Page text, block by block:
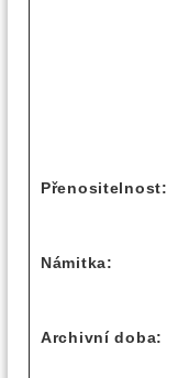
Přenositelnost:
Námitka:
Archivní doba: